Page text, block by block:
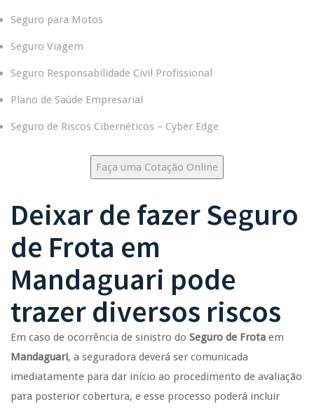
Seguro para Motos
Seguro Viagem
Seguro Responsabilidade Civil Profissional
Plano de Saúde Empresarial
Seguro de Riscos Cibernéticos – Cyber Edge
Faça uma Cotação Online
Deixar de fazerSeguro
de Frota em
Mandaguari pode
trazer diversos riscos
Em caso de ocorrência de sinistro do Seguro de Frota em
Mandaguari, a seguradora deverá ser comunicada
imediatamente para dar início ao procedimento de avaliação
para posterior cobertura, e esse processo poderá incluir